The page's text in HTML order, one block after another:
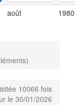
août 1980
10066 fois
le 30/01/2026